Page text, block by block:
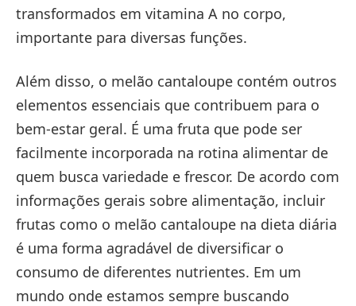
transformados em vitamina A no corpo,
importante para diversas funções.
Além disso, o melão cantaloupe contém outros
elementos essenciais que contribuem para o
bem-estar geral. É uma fruta que pode ser
facilmente incorporada na rotina alimentar de
quem busca variedade e frescor. De acordo com
informações gerais sobre alimentação, incluir
frutas como o melão cantaloupe na dieta diária
é uma forma agradável de diversificar o
consumo de diferentes nutrientes. Em um
mundo onde estamos sempre buscando